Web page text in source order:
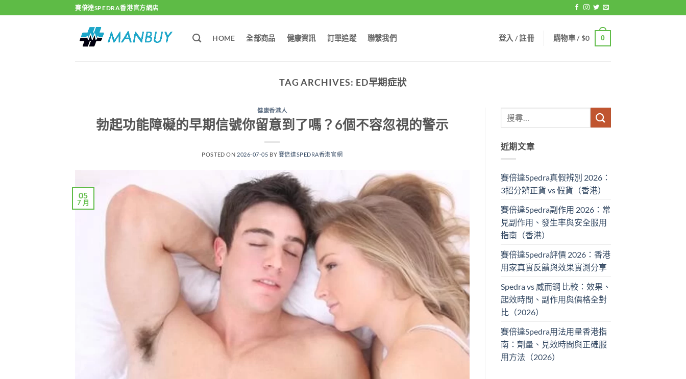
to
賽倍達SPEDRA香港官方網店
HOME 全部商品 健康資訊 訂單追蹤 聯繫我們 登入 / 註冊 購物車 /$0 0
TAG ARCHIVES: ED早期症狀
健康香港人
勃起功能障礙的早期信號你留意到了嗎？6個不容忽視的警示
POSTED ON 2026-07-05 BY 賽倍達SPEDRA香港官網
05
7 月
近期文章
賽倍達Spedra真假辨別 2026：
3招分辨正貨 vs 假貨（香港）
賽倍達Spedra副作用 2026：常
見副作用、發生率與安全服用
指南（香港）
賽倍達Spedra評價 2026：香港
用家真實反饋與效果實測分享
Spedra vs 威而鋼 比較：效果、
起效時間、副作用與價格全對
比（2026）
賽倍達Spedra用法用量香港指
南：劑量、見效時間與正確服
用方法（2026）